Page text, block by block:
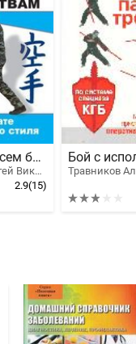
Ключи ко всем боевым искусствам. От карате до Русского стиля рукопашного боя
Кузнецов Сергей Викентьевич
2.9(15)